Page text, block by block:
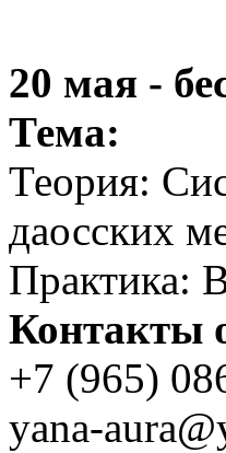
20 мая -
Тема:
Теория:
даосских
Практика:
Контакты
+7 (965)
yana-